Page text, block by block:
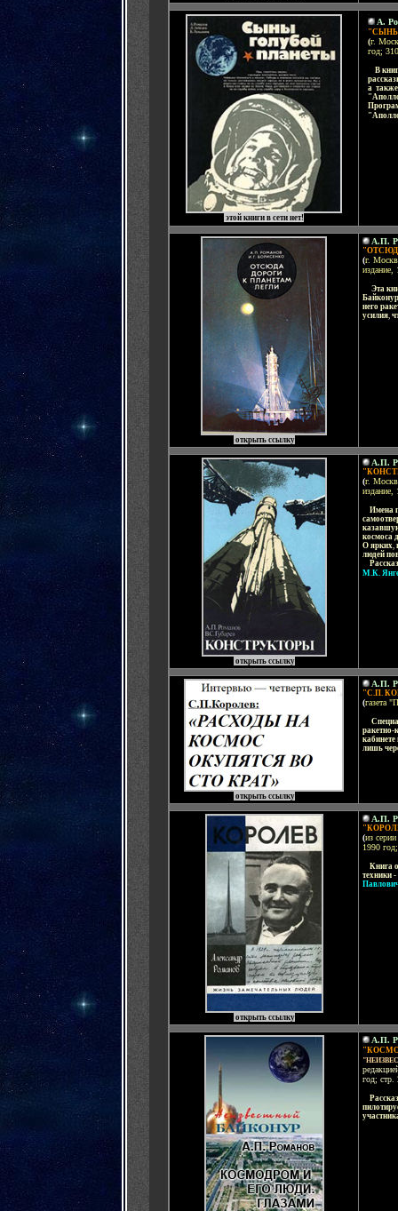
этой книги в сети нет!
-
А.
(г.
год;
В
а также
открыть ссылку
А.П.
(г.
издание,
Эта
Байконур
него
усилия,
открыть ссылку
А.П.
(г.
издание,
Имена
космоса
О ярких,
людей
М.К.
открыть ссылку
А.П.
"С.П.
(газета
ракетно-
лишь
открыть ссылку
А.П.
(из
1990
Книга
техники
А.П.
год; стр.